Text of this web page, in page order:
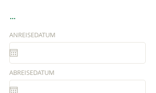
...
ANREISEDATUM
ABREISEDATUM